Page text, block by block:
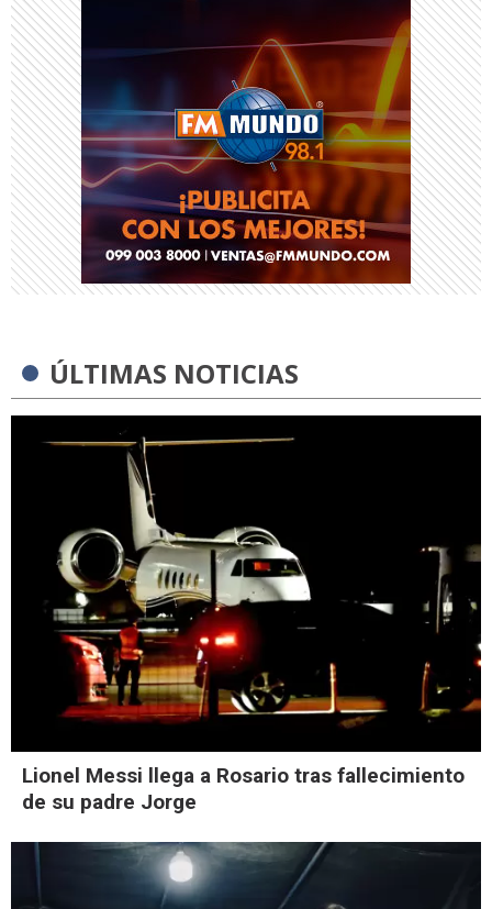
ÚLTIMAS NOTICIAS
Lionel Messi llega a Rosario tras fallecimiento
de su padre Jorge